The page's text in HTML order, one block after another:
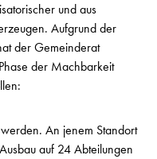
und aus
Aufgrund der
der Gemeinderat
der Machbarkeit
An jenem Standort
auf 24 Abteilungen